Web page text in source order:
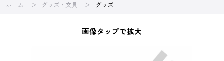
ホーム グッズ・文具 グッズ
画像タップで拡大